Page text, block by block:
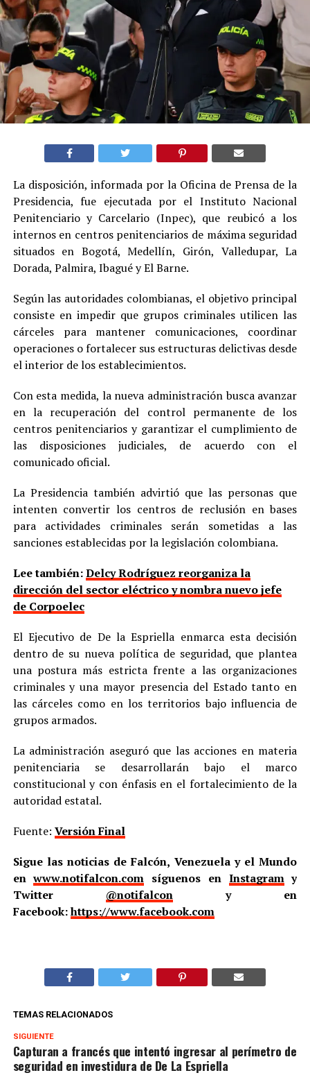
La disposición, informada por la Oficina de Prensa de la
Presidencia, fue ejecutada por el Instituto Nacional
Penitenciario y Carcelario (Inpec), que reubicó a los
internos en centros penitenciarios de máxima seguridad
situados en Bogotá, Medellín, Girón, Valledupar, La
Dorada, Palmira, Ibagué y El Barne.
Según las autoridades colombianas, el objetivo principal
consiste en impedir que grupos criminales utilicen las
cárceles para mantener comunicaciones, coordinar
operaciones o fortalecer sus estructuras delictivas desde
el interior de los establecimientos.
Con esta medida, la nueva administración busca avanzar
en la recuperación del control permanente de los
centros penitenciarios y garantizar el cumplimiento de
las disposiciones judiciales, de acuerdo con el
comunicado oficial.
La Presidencia también advirtió que las personas que
intenten convertir los centros de reclusión en bases
para actividades criminales serán sometidas a las
sanciones establecidas por la legislación colombiana.
Lee también:Delcy Rodríguez reorganiza la
dirección del sector eléctrico y nombra nuevo jefe
de Corpoelec
El Ejecutivo de De la Espriella enmarca esta decisión
dentro de su nueva política de seguridad, que plantea
una postura más estricta frente a las organizaciones
criminales y una mayor presencia del Estado tanto en
las cárceles como en los territorios bajo influencia de
grupos armados.
La administración aseguró que las acciones en materia
penitenciaria se desarrollarán bajo el marco
constitucional y con énfasis en el fortalecimiento de la
autoridad estatal.
Fuente: Versión Final
Sigue las noticias de Falcón, Venezuela y el Mundo
enwww.notifalcon.com síguenos en Instagramy
Twitter @notifalcony en
Facebook:https://www.facebook.com
TEMAS RELACIONADOS
SIGUIENTE
Capturan a francés que intentó ingresar al perímetro de
seguridad en investidura de De La Espriella